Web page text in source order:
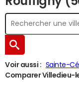
Voir aussi : Sainte-
Comparer Villedieu-